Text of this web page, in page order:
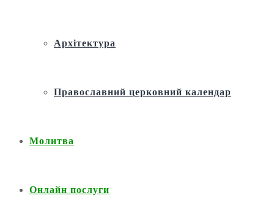
Архітектура
Православний церковний календар
Молитва
Онлайн послуги